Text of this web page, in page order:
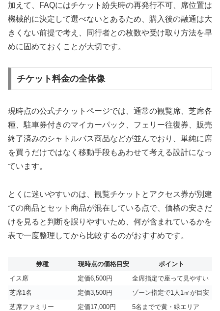
加えて、FAQにはチケット紛失時の再発行不可、席位置は
機械的に決定して選べないとあるため、購入後の融通は大
きくない前提で考え、同行者との枚数や受け取り方法を早
めに固めておくことが大切です。
チケット料金の全体像
現時点の公式チケットページでは、通常の観覧席、芝席各
種、駐車券付きのマイカーパック、フェリー往復券、販売
終了済みのシャトルバス商品などが並んでおり、単純に席
を買うだけではなく移動手段もあわせて考える設計になっ
ています。
とくに迷いやすいのは、観覧チケットとアクセス券が別建
ての商品とセット商品が混在している点で、価格の安さだ
けを見ると判断を誤りやすいため、何が含まれているかを
表で一度整理してから比較するのがおすすめです。
券種 現時点の価格目安
ポイント
イス席
定価6,500円
全席指定で座って見やすい
芝席1名
定価3,500円
ゾーン指定で1人1㎡が目安
芝席ファミリー
定価17,000円
5名までで黄・緑エリア